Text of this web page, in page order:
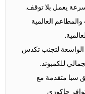
يعمل بلا توقف.
العالمية
لتجنب تكدس
للكمبوند.
سبا متقدمة مع